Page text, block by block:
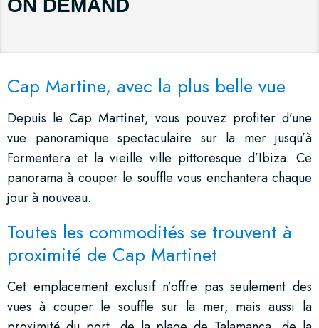
ON DEMAND
Cap Martine, avec la plus belle vue
Depuis le Cap Martinet, vous pouvez profiter d’une
vue panoramique spectaculaire sur la mer jusqu’à
Formentera et la vieille ville pittoresque d’Ibiza. Ce
panorama à couper le souffle vous enchantera chaque
jour à nouveau.
Toutes les commodités se trouvent à
proximité de Cap Martinet
Cet emplacement exclusif n’offre pas seulement des
vues à couper le souffle sur la mer, mais aussi la